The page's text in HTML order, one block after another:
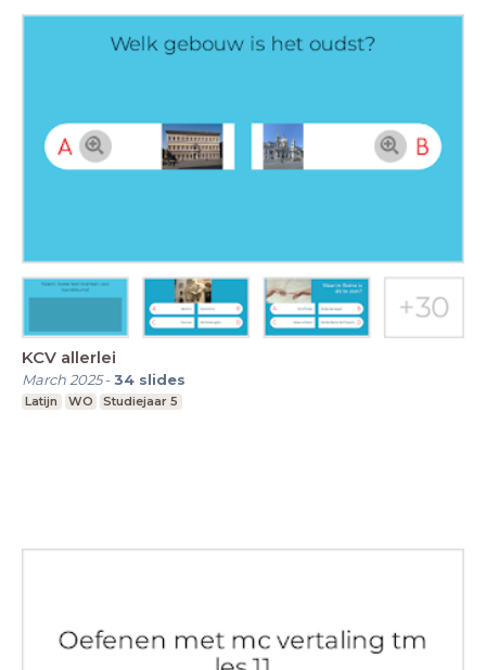
KCV allerlei
March 2025-34 slides
Latijn WO Studiejaar 5